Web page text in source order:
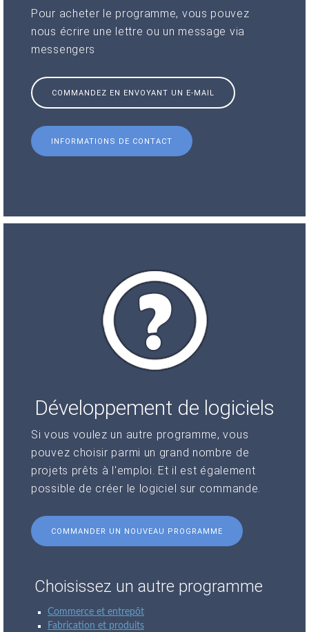
Pour acheter le programme, vous pouvez
nous écrire une lettre ou un message via
messengers
COMMANDEZ EN ENVOYANT UN E-MAIL
INFORMATIONS DE CONTACT
Développement de logiciels
Si vous voulez un autre programme, vous
pouvez choisir parmi un grand nombre de
projets prêts à l'emploi. Et il est également
possible de créer le logiciel sur commande.
COMMANDER UN NOUVEAU PROGRAMME
Choisissez un autre programme
Commerce et entrepôt
Fabrication et produits